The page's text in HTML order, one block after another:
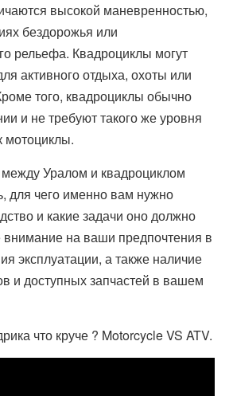
высокой маневренностью,
бездорожья или
рельефа. Квадроциклы могут
активного отдыха, охоты или
того, квадроциклы обычно
и не требуют такого же уровня
мотоциклы.
Уралом и квадроциклом
для чего именно вам нужно
и какие задачи оно должно
на ваши предпочтения в
эксплуатации, а также наличие
и доступных запчастей в вашем
что круче ? Motorcycle VS ATV.